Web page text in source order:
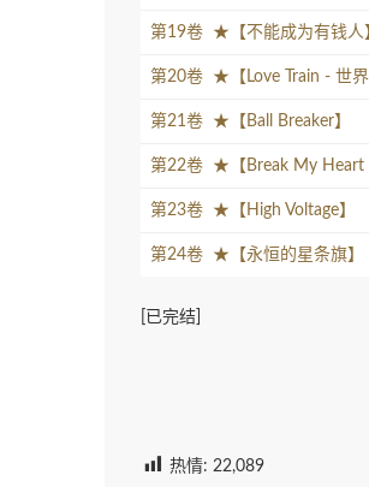
第19卷 ★【不能成为有钱人
第20卷 ★【Love Train - 世界
第21卷 ★【Ball Breaker】
第22卷 ★【Break My Heart
第23卷 ★【High Voltage】
第24卷 ★【永恒的星条旗】
[已完结]
热情: 22,089